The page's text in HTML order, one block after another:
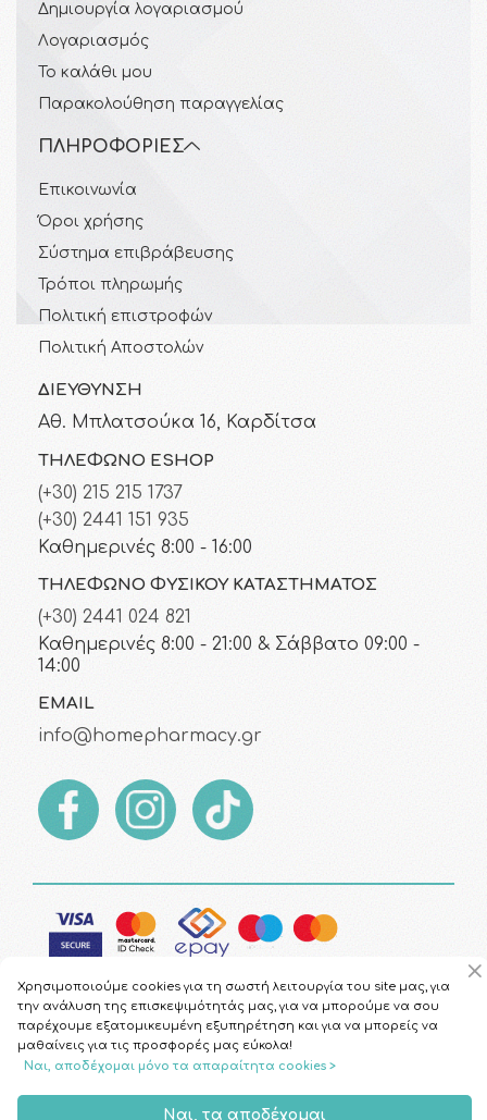
Δημιουργία λογαριασμού
Λογαριασμός
Το καλάθι μου
Παρακολούθηση παραγγελίας
ΠΛΗΡΟΦΟΡΊΕΣ
Επικοινωνία
Όροι χρήσης
Σύστημα επιβράβευσης
Τρόποι πληρωμής
Πολιτική επιστροφών
Πολιτική Αποστολών
ΔΙΕΎΘΥΝΣΗ
Αθ. Μπλατσούκα 16, Καρδίτσα
ΤΗΛΈΦΩΝΟ ESHOP
(+30) 215 215 1737
(+30) 2441 151 935
Καθημερινές 8:00 - 16:00
ΤΗΛΈΦΩΝΟ ΦΥΣΙΚΟΎ ΚΑΤΑΣΤΉΜΑΤΟΣ
(+30) 2441 024 821
Καθημερινές 8:00 - 21:00 & Σάββατο 09:00 -
14:00
EMAIL
info@homepharmacy.gr
Copyright © 2026HomePharmacy.gr
Χρησιμοποιούμε cookies για τη σωστή λειτουργία του site μας, για
την ανάλυση της επισκεψιμότητάς μας, για να μπορούμε να σου
παρέχουμε εξατομικευμένη εξυπηρέτηση και για να μπορείς να
μαθαίνεις για τις προσφορές μας εύκολα!
Ναι, αποδέχομαι μόνο τα απαραίτητα cookies >
Ναι, τα αποδέχομαι